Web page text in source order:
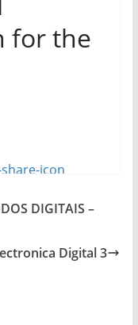
for the
DIGITAIS –
Digital 3